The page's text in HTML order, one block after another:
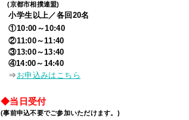
(京都市相撲連盟)
小学生以上／各回20名
①10:00～10:40
②11:00～11:40
③13:00～13:40
④14:00～14:40
⇒ お申込みはこちら
◆当日受付
(事前申込不要でご参加いただけます。)